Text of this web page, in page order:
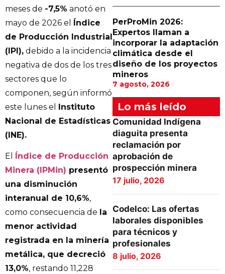
meses de -7,5% anotó en
mayo de 2026 el Índice
de Producción Industrial
(IPI), debido a la incidencia
negativa de dos de los tres
sectores que lo
componen, según informó
este lunes el Instituto
Nacional de Estadísticas
(INE).
El
Índice de Producción
Minera (IPMin) presentó
una disminución
interanual de 10,6%,
como consecuencia de la
menor actividad
registrada en la minería
metálica, que decreció
13,0%, restando 11,228
PerProMin 2026:
Expertos llaman a
incorporar la adaptación
climática desde el
diseño de los proyectos
mineros
7 agosto, 2026
Lo más leído
Comunidad Indígena
diaguita presenta
reclamación por
aprobación de
prospección minera
17 julio, 2026
Codelco: Las ofertas
laborales disponibles
para técnicos y
profesionales
8 julio, 2026